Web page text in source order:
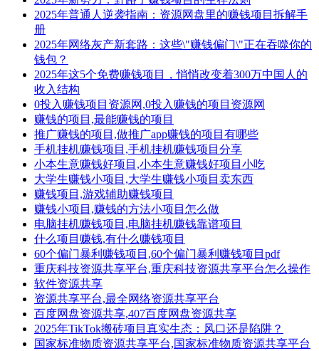
2025年普通人逆袭指南：资源网盘里的赚钱项目拆解手
册
2025年网络灰产新套路：这些\"赚钱偏门\"正在吞噬你的
钱包？
2025年这5个免费赚钱项目，悄悄改变着300万中国人的
收入结构
0投入赚钱项目资源网,0投入赚钱的项目资源网
赚钱的项目,最能赚钱的项目
推广赚钱的项目,做推广app赚钱的项目有哪些
手机挂机赚钱项目,手机挂机赚钱项目分享
小本生意赚钱好项目,小本生意赚钱好项目小吃
大学生赚钱小项目,大学生赚钱小项目卖东西
赚钱项目,游戏辅助赚钱项目
赚钱小项目,赚钱的方法小项目怎么做
电脑挂机赚钱项目,电脑挂机赚钱靠谱项目
什么项目赚钱,有什么赚钱项目
60个偏门暴利赚钱项目,60个偏门暴利赚钱项目pdf
重庆科技资源共享平台,重庆科技资源共享平台怎么操作
软件资源共享
资源共享平台,最全网络资源共享平台
百度网盘资源共享,407百度网盘资源共享
2025年TikTok搬砖项目真实生态：风口还是陷阱？
国家标准物质资源共享平台,国家标准物质资源共享平台